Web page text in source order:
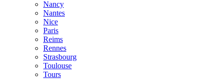
Nancy
Nantes
Nice
Paris
Reims
Rennes
Strasbourg
Toulouse
Tours